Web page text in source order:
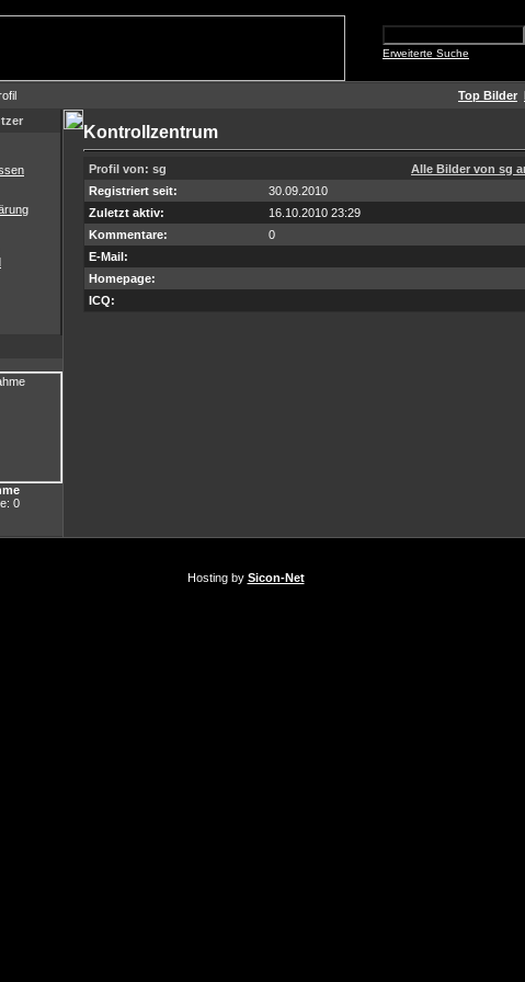
Erweiterte Suche
Top Bilder
0
Kontrollzentrum
Profil von: sg
Alle Bilder von sg
Registriert seit:
30.09.2010
Zuletzt aktiv:
16.10.2010 23:29
Kommentare:
0
E-Mail:
Homepage:
ICQ:
Hosting by Sicon-Net